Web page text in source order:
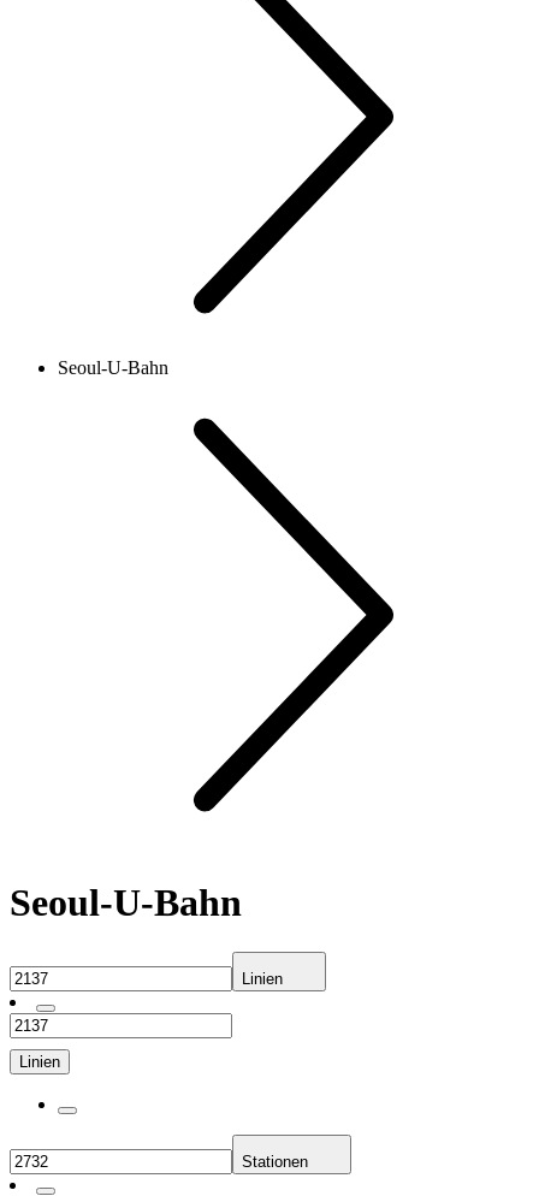
Seoul-U-Bahn
Seoul-U-Bahn
Linien
Linien
Stationen